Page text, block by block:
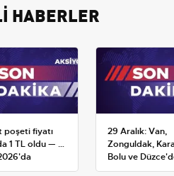
HABERLER
poşeti fiyatı
1 TL oldu — 1
giren tarife
29 Aralık: Van,
Zonguldak,
Bolu ve
okullar tatil —